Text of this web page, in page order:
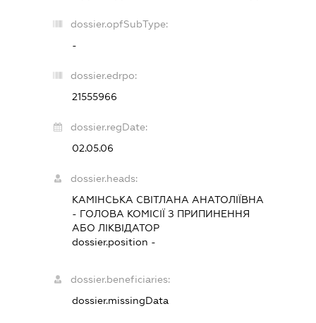
dossier.opfSubType:
-
dossier.edrpo:
21555966
dossier.regDate:
02.05.06
dossier.heads:
КАМІНСЬКА СВІТЛАНА АНАТОЛІЇВНА
- ГОЛОВА КОМІСІЇ З ПРИПИНЕННЯ
АБО ЛІКВІДАТОР
dossier.position -
dossier.beneficiaries:
dossier.missingData